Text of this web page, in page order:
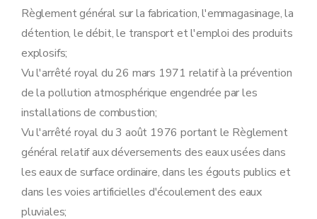
Art. 30
Art. 31
Art. 32
Art. 34
Sous-section 2 Enquête publique
Art. 35
Art. 36
Art. 38
Art. 39
Art. 41
Sous-section 3 Modalités de la concertation administrative relative aux demandes de permis unique
Règlement général sur la fabrication, l'emmagasinage, la
détention, le débit, le transport et l'emploi des produits
explosifs;
Vu l'arrêté royal du 26 mars 1971 relatif à la prévention
de la pollution atmosphérique engendrée par les
installations de combustion;
Vu l'arrêté royal du 3 août 1976 portant le Règlement
général relatif aux déversements des eaux usées dans
les eaux de surface ordinaire, dans les égouts publics et
dans les voies artificielles d'écoulement des eaux
pluviales;